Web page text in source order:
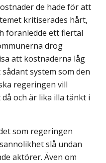
de hade för att
kritiserades hårt,
föranledde ett flertal
drog
att kostnaderna låg
system som den
regeringen vill
och är lika illa tänkt i
som regeringen
slå undan
aktörer. Även om